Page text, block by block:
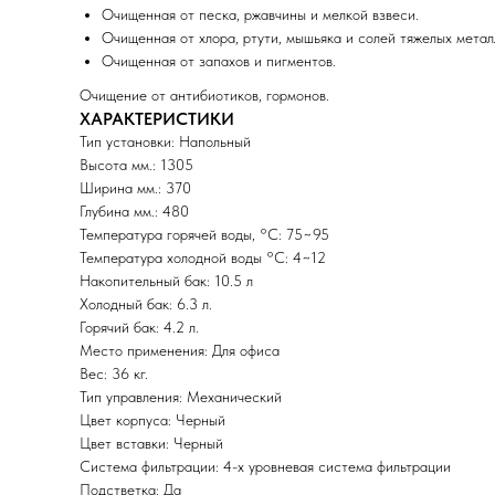
Очищенная от песка, ржавчины и мелкой взвеси.
Очищенная от хлора, ртути, мышьяка и солей тяжелых
Очищенная от запахов и пигментов.
Очищение от антибиотиков, гормонов.
ХАРАКТЕРИСТИКИ
Тип установки: Напольный
Высота мм.: 1305
Ширина мм.: 370
Глубина мм.: 480
Температура горячей воды, °C: 75~95
Температура холодной воды °C: 4~12
Накопительный бак: 10.5 л
Холодный бак: 6.3 л.
Горячий бак: 4.2 л.
Место применения: Для офиса
Вес: 36 кг.
Тип управления: Механический
Цвет корпуса: Черный
Цвет вставки: Черный
Система фильтрации: 4-х уровневая система фильтрации
Подстветка: Да